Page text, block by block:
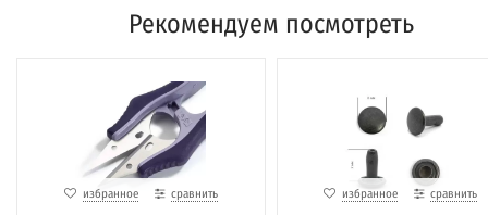
Рекомендуем посмотреть
избранное сравнить избранное сравнить